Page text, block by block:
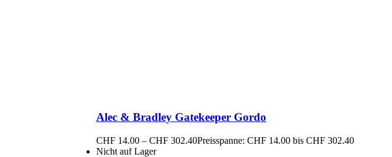
Alec & Bradley Gatekeeper Gordo
CHF 14.00 – CHF 302.40Preisspanne: CHF 14.00 bis CHF 302.40
Nicht auf Lager